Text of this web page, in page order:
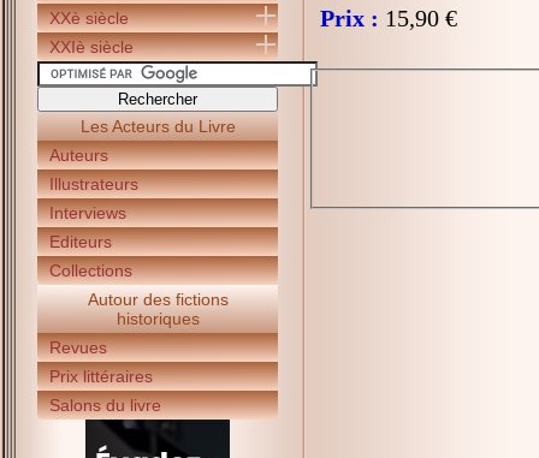
XXè siècle
XXIè siècle
Les Acteurs du Livre
Auteurs
Illustrateurs
Interviews
Editeurs
Collections
Autour des fictions
historiques
Revues
Prix littéraires
Salons du livre
Prix : 15,90 €